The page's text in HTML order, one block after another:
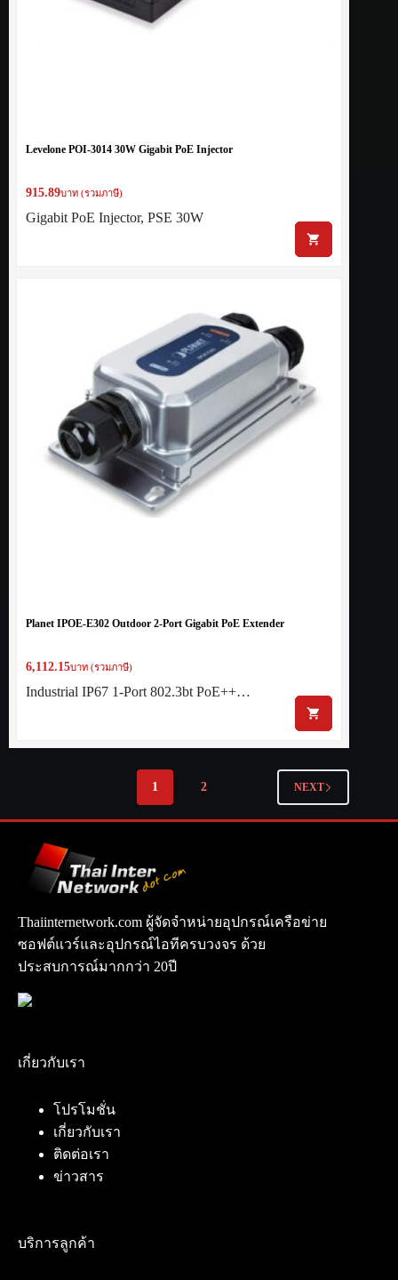
Levelone POI-3014 30W Gigabit PoE Injector
915.89บาท (รวมภาษี)
Gigabit PoE Injector, PSE 30W
Planet IPOE-E302 Outdoor 2-Port Gigabit PoE Extender
6,112.15บาท (รวมภาษี)
Industrial IP67 1-Port 802.3bt PoE++…
1 2 NEXT
Thaiinternetwork.com ผู้จัดจำหน่ายอุปกรณ์เครือข่าย
ซอฟต์แวร์และอุปกรณ์ไอทีครบวงจร ด้วย
ประสบการณ์มากกว่า 20ปี
เกี่ยวกับเรา
โปรโมชั่น
เกี่ยวกับเรา
ติดต่อเรา
ข่าวสาร
บริการลูกค้า